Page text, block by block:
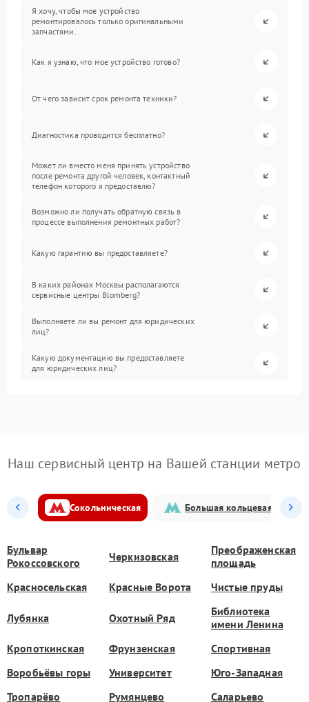
Я хочу, чтобы мое устройство
ремонтировалось только оригинальными
запчастями.
Как я узнаю, что мое устройство готово?
От чего зависит срок ремонта техники?
Диагностика проводится бесплатно?
Может ли вместо меня принять устройство
после ремонта другой человек, контактный
телефон которого я предоставлю?
Возможно ли получать обратную связь в
процессе выполнения ремонтных работ?
Какую гарантию вы предоставляете?
В каких районах Москвы располагаются
сервисные центры Blomberg?
Выполняете ли вы ремонт для юридических
лиц?
Какую документацию вы предоставляете
для юридических лиц?
Наш сервисный центр на Вашей станции метро
Сокольническая Большая кольцевая
Бульвар
Рокоссовского
Черкизовская
Преображенская
площадь
Красносельская
Красные Ворота Чистые пруды
Лубянка Охотный Ряд
Библиотека
имени Ленина
Кропоткинская
Фрунзенская
Спортивная
Воробьёвы горы
Университет
Юго-Западная
Тропарёво
Румянцево Саларьево